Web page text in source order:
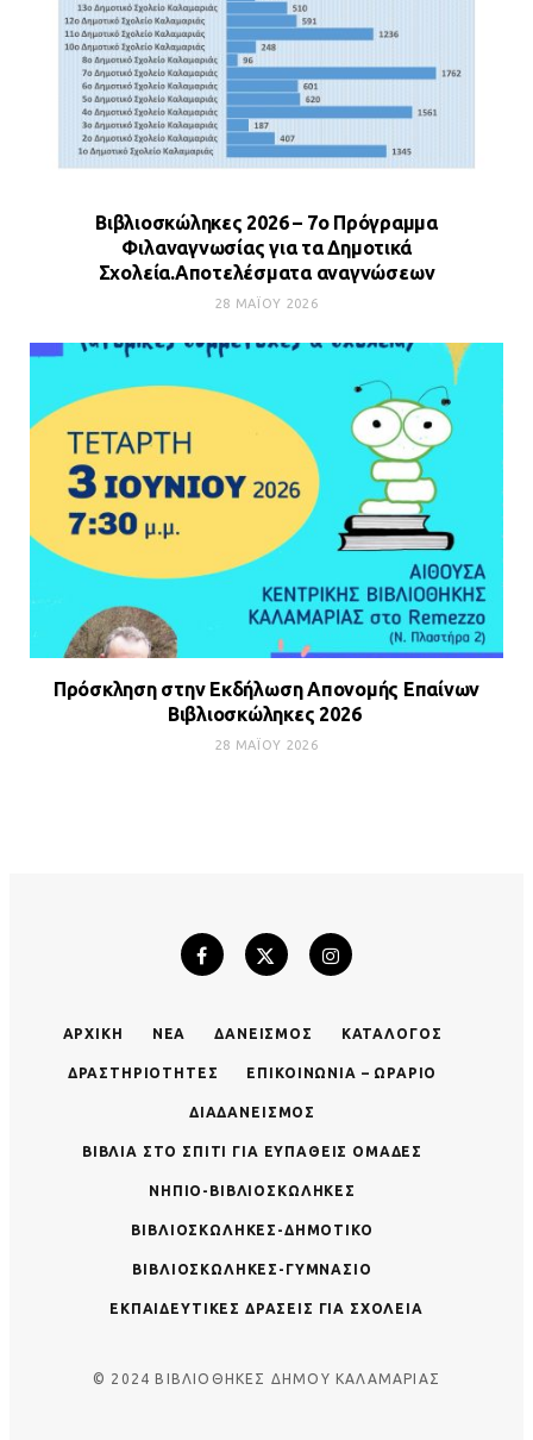
Βιβλιοσκώληκες 2026 – 7ο Πρόγραμμα
Φιλαναγνωσίας για τα Δημοτικά
Σχολεία.Αποτελέσματα αναγνώσεων
28 ΜΑΪ́ΟΥ 2026
Πρόσκληση στην Εκδήλωση Απονομής Επαίνων
Βιβλιοσκώληκες 2026
28 ΜΑΪ́ΟΥ 2026
ΑΡΧΙΚΉ ΝΈΑ ΔΑΝΕΙΣΜΌΣ ΚΑΤΆΛΟΓΟΣ
ΔΡΑΣΤΗΡΙΌΤΗΤΕΣ ΕΠΙΚΟΙΝΩΝΊΑ – ΩΡΆΡΙΟ
ΔΙΑΔΑΝΕΙΣΜΌΣ
ΒΙΒΛΊΑ ΣΤΟ ΣΠΊΤΙ ΓΙΑ ΕΥΠΑΘΕΊΣ ΟΜΆΔΕΣ
ΝΗΠΙΟ-ΒΙΒΛΙΟΣΚΏΛΗΚΕΣ
ΒΙΒΛΙΟΣΚΏΛΗΚΕΣ-ΔΗΜΟΤΙΚΌ
ΒΙΒΛΙΟΣΚΏΛΗΚΕΣ-ΓΥΜΝΆΣΙΟ
ΕΚΠΑΙΔΕΥΤΙΚΈΣ ΔΡΆΣΕΙΣ ΓΙΑ ΣΧΟΛΕΊΑ
© 2024 ΒΙΒΛΙΟΘΗΚΕΣ ΔΗΜΟΥ ΚΑΛΑΜΑΡΙΑΣ